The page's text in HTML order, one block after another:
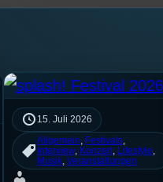
15. Juli 2026
Allgemein Festivals
Interview, Konzert Lifestyle
Musik , Veranstaltungen